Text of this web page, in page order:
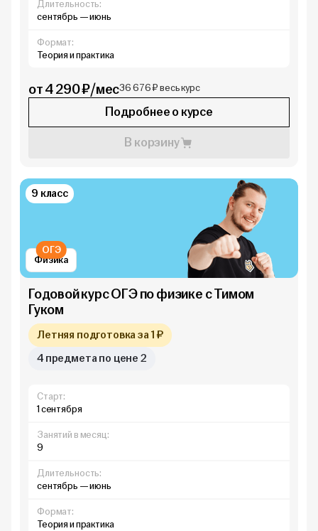
Длительность:
сентябрь — июнь
Формат:
Теория и практика
от 4 290 ₽/мес36 676 ₽ весь курс
Подробнее о курсе
В корзину
Физика
ОГЭ
9 класс
Годовой курс ОГЭ по физике с Тимом
Гуком
Летняя подготовка за 1 ₽
4 предмета по цене 2
Старт:
1 сентября
Занятий в месяц:
9
Длительность:
сентябрь — июнь
Формат:
Теория и практика